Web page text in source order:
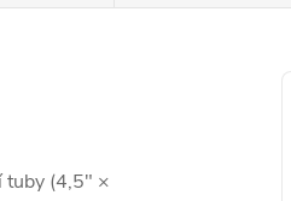
tuby (4,5" ×